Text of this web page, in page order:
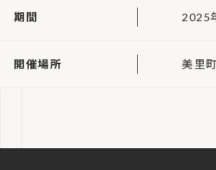
期間 2025
開催場所 美里